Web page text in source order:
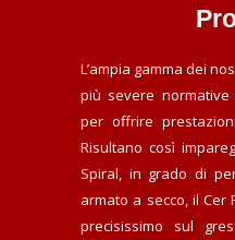
L’ampia gamma dei
più severe
per offrire
Risultano così
Spiral, in grado di
armato a secco, il Cer
precisissimo sul